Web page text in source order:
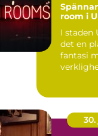
room i
I staden
det en
fantasi